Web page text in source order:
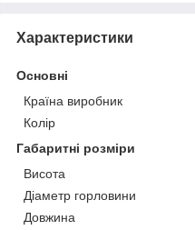
Характеристики
Основні
Країна виробник
Колір
Габаритні розміри
Висота
Діаметр горловини
Довжина